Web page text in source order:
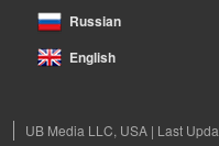
Russian
English
UB Media LLC, USA | Last